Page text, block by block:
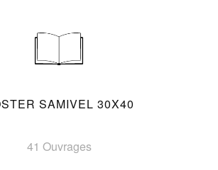
SAMIVEL 30X40
41 Ouvrages